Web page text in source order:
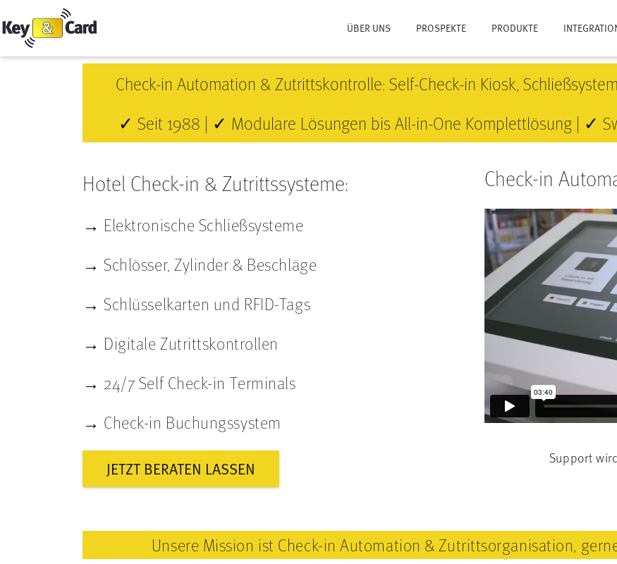
ÜBER UNS
PARTNER
PROSPEKTE PRODUKTE
SCHLÜSSELKARTEN + TAGS
CHECKIN24-7 BUCHUNGSSYSTEM
24-7 SHOP KIOSK
KEYBOX
Check-in Automation & Zutrittskontrolle: Self-Check-in Kiosk,
✓ Seit 1988 | ✓ Modulare Lösungen bis All-in-One Komplettlösung | ✓
Hotel Check-in & Zutrittssysteme:
→ Elektronische Schließsysteme
→ Schlösser, Zylinder & Beschläge
→ Schlüsselkarten und RFID-Tags
→ Digitale Zutrittskontrollen
→ 24/7 Self Check-in Terminals
→ Check-in Buchungssystem
JETZT BERATEN LASSEN
Check-in
Support
Unsere Mission ist Check-in Automation & Zutrittsorganisation,